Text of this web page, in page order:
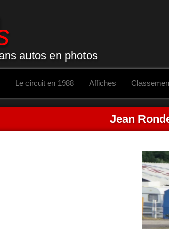
autos en photos
Le circuit en 1988 Affiches
Jean